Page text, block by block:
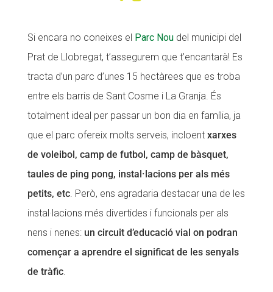
​Si encara no coneixes el Parc Noudel municipi del
Prat de Llobregat, t’assegurem que t’encantarà! Es
tracta d’un parc d’unes 15 hectàrees que es troba
entre els barris de Sant Cosme i La Granja. És
totalment ideal per passar un bon dia en família, ja
que el parc ofereix molts serveis, incloent xarxes
de voleibol, camp de futbol, camp de bàsquet,
taules de ping pong, instal·lacions per als més
petits, etc. Però, ens agradaria destacar una de les
instal·lacions més divertides i funcionals per als
nens i nenes: un circuit d’educació vial on podran
començar a aprendre el significat de les senyals
de tràfic.